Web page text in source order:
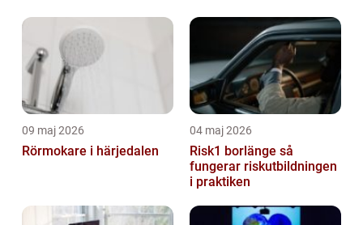
09 maj 2026
Rörmokare i härjedalen
04 maj 2026
Risk1 borlänge så
fungerar riskutbildningen
i praktiken